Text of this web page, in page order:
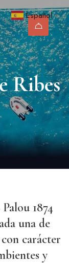
Ribes
1874
una de
carácter
y
Español ▼